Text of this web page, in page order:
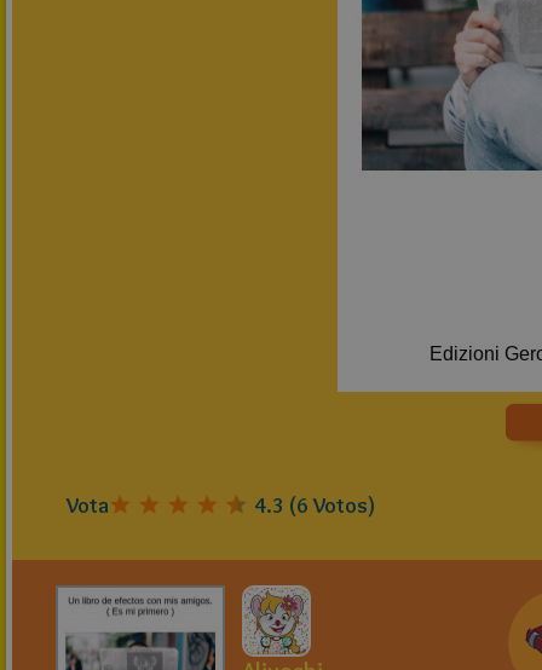
Vota 4.3 (6Votos)